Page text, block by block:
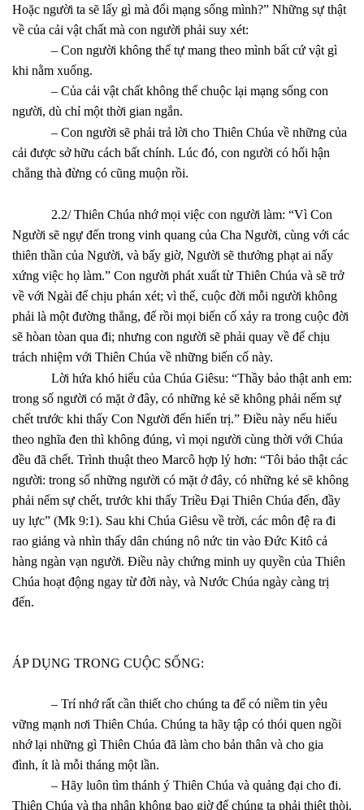
Hoặc người ta sẽ lấy gì mà đổi mạng sống mình?” Những sự thật
về của cải vật chất mà con người phải suy xét:
– Con người không thể tự mang theo mình bất cứ vật gì
khi nằm xuống.
– Của cải vật chất không thể chuộc lại mạng sống con
người, dù chỉ một thời gian ngắn.
– Con người sẽ phải trả lời cho Thiên Chúa về những của
cải được sở hữu cách bất chính. Lúc đó, con người có hối hận
chẳng thà đừng có cũng muộn rồi.
2.2/ Thiên Chúa nhớ mọi việc con người làm: “Vì Con
Người sẽ ngự đến trong vinh quang của Cha Người, cùng với các
thiên thần của Người, và bấy giờ, Người sẽ thưởng phạt ai nấy
xứng việc họ làm.” Con người phát xuất từ Thiên Chúa và sẽ trở
về với Ngài để chịu phán xét; vì thế, cuộc đời mỗi người không
phải là một đường thẳng, để rồi mọi biến cố xảy ra trong cuộc đời
sẽ hòan tòan qua đi; nhưng con người sẽ phải quay về để chịu
trách nhiệm với Thiên Chúa về những biến cố này.
Lời hứa khó hiểu của Chúa Giêsu: “Thầy bảo thật anh em:
trong số người có mặt ở đây, có những kẻ sẽ không phải nếm sự
chết trước khi thấy Con Người đến hiển trị.” Điều này nếu hiểu
theo nghĩa đen thì không đúng, vì mọi người cùng thời với Chúa
đều đã chết. Trình thuật theo Marcô hợp lý hơn: “Tôi bảo thật các
người: trong số những người có mặt ở đây, có những kẻ sẽ không
phải nếm sự chết, trước khi thấy Triều Đại Thiên Chúa đến, đầy
uy lực” (Mk 9:1). Sau khi Chúa Giêsu về trời, các môn đệ ra đi
rao giảng và nhìn thấy dân chúng nô nức tin vào Đức Kitô cả
hàng ngàn vạn người. Điều này chứng minh uy quyền của Thiên
Chúa hoạt động ngay từ đời này, và Nước Chúa ngày càng trị
đến.
ÁP DỤNG TRONG CUỘC SỐNG:
– Trí nhớ rất cần thiết cho chúng ta để có niềm tin yêu
vững mạnh nơi Thiên Chúa. Chúng ta hãy tập có thói quen ngồi
nhớ lại những gì Thiên Chúa đã làm cho bản thân và cho gia
đình, ít là mỗi tháng một lần.
– Hãy luôn tìm thánh ý Thiên Chúa và quảng đại cho đi.
Thiên Chúa và tha nhân không bao giờ để chúng ta phải thiệt thòi,